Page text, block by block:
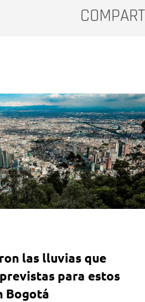
las lluvias que
para estos
Bogotá